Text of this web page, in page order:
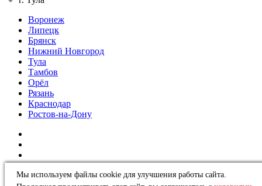
Воронеж
Липецк
Брянск
Нижний Новгород
Тула
Тамбов
Орёл
Рязань
Краснодар
Ростов-на-Дону
Мы используем файлы cookie для улучшения работы сайта.